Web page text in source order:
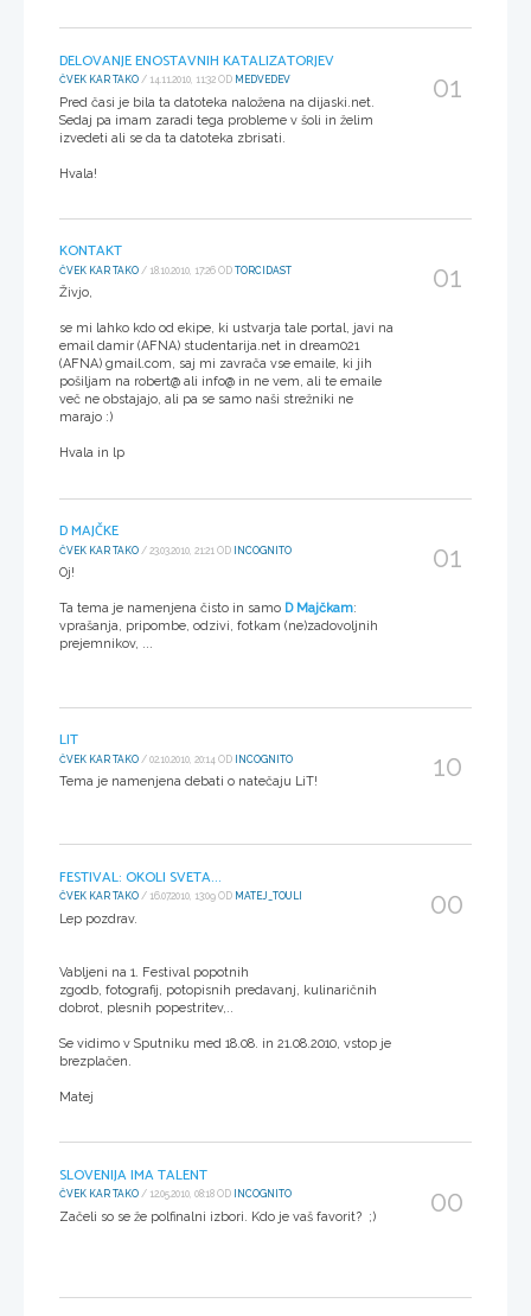
DELOVANJE ENOSTAVNIH KATALIZATORJEV
ČVEK KAR TAKO / 14.11.2010, 11:32 OD MEDVEDEV
Pred časi je bila ta datoteka naložena na dijaski.net.
Sedaj pa imam zaradi tega probleme v šoli in želim
izvedeti ali se da ta datoteka zbrisati.
Hvala!
01
KONTAKT
ČVEK KAR TAKO / 18.10.2010, 17:26 OD TORCIDAST
Živjo,
se mi lahko kdo od ekipe, ki ustvarja tale portal, javi na
email damir (AFNA) studentarija.net in dream021
(AFNA) gmail.com, saj mi zavrača vse emaile, ki jih
pošiljam na robert@ ali info@ in ne vem, ali te emaile
več ne obstajajo, ali pa se samo naši strežniki ne
marajo :)
Hvala in lp
01
D MAJČKE
ČVEK KAR TAKO / 23.03.2010, 21:21 OD INCOGNITO
Oj!
Ta tema je namenjena čisto in samo D Majčkam:
vprašanja, pripombe, odzivi, fotkam (ne)zadovoljnih
prejemnikov, ...
01
LIT
ČVEK KAR TAKO / 02.10.2010, 20:14 OD INCOGNITO
Tema je namenjena debati o natečaju LiT! 10
FESTIVAL: OKOLI SVETA...
ČVEK KAR TAKO / 16.07.2010, 13:09 OD MATEJ_TOULI
Lep pozdrav.
Vabljeni na 1. Festival popotnih
zgodb, fotografij, potopisnih predavanj, kulinaričnih
dobrot, plesnih popestritev,..
Se vidimo v Sputniku med 18.08. in 21.08.2010, vstop je
brezplačen.
Matej
00
SLOVENIJA IMA TALENT
ČVEK KAR TAKO / 12.05.2010, 08:18 OD INCOGNITO
Začeli so se že polfinalni izbori. Kdo je vaš favorit? ;) 00